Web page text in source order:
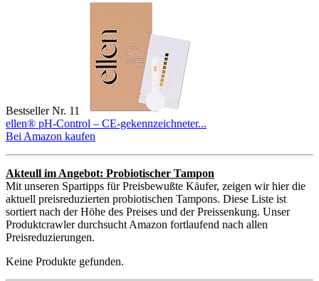
Bestseller Nr. 11
ellen® pH-Control – CE-gekennzeichneter...
Bei Amazon kaufen
Akteull im Angebot: Probiotischer Tampon
Mit unseren Spartipps für Preisbewußte Käufer, zeigen wir hier die
aktuell preisreduzierten probiotischen Tampons. Diese Liste ist
sortiert nach der Höhe des Preises und der Preissenkung. Unser
Produktcrawler durchsucht Amazon fortlaufend nach allen
Preisreduzierungen.
Keine Produkte gefunden.